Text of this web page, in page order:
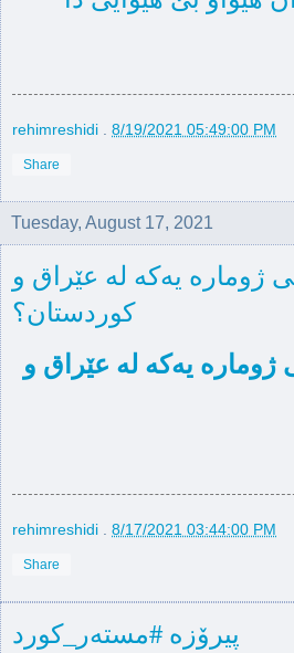
rehimreshidi 8/19/2021 05:49:00 PM
Share
Tuesday, August 17, 2021
ژوماره‌ یه‌كه له‌ عێراق و
كوردستان؟
rehimreshidi . 8/17/2021 03:44:00 PM
Share
پیرۆزە #مستەر_كورد